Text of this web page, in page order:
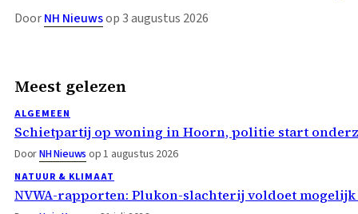
DoorNH Nieuwsop 3 augustus 2026
Meest gelezen
ALGEMEEN
Schietpartij op woning in Hoorn, politie start
DoorNH Nieuws op 1 augustus 2026
NATUUR & KLIMAAT
NVWA-rapporten: Plukon-slachterij voldoet